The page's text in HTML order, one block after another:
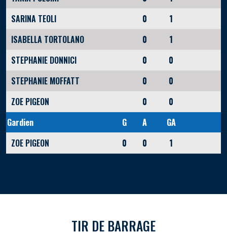
SARINA TEOLI
0
1
ISABELLA TORTOLANO
0
1
STEPHANIE DONNICI
0
0
STEPHANIE MOFFATT
0
0
ZOE PIGEON
0
0
Gardien
G A
GA
ZOE PIGEON
0 0 1
TIR DE BARRAGE